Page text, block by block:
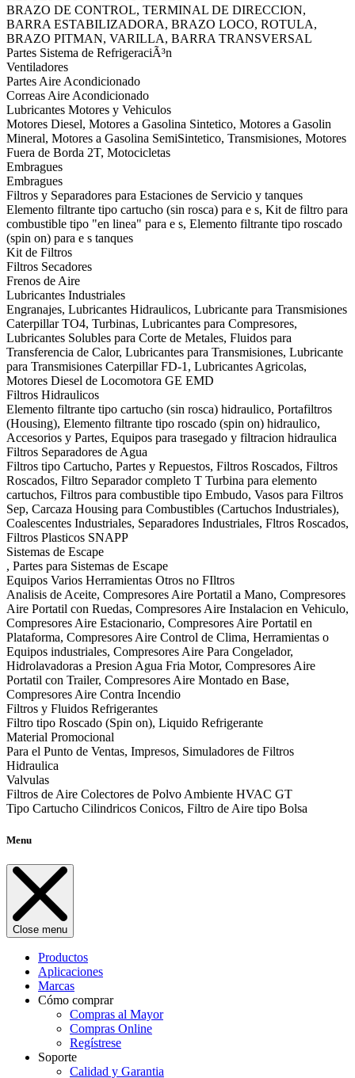
BRAZO DE CONTROL, TERMINAL DE DIRECCION,
BARRA ESTABILIZADORA, BRAZO LOCO, ROTULA,
BRAZO PITMAN, VARILLA, BARRA TRANSVERSAL
Partes Sistema de RefrigeraciÃ³n
Ventiladores
Partes Aire Acondicionado
Correas Aire Acondicionado
Lubricantes Motores y Vehiculos
Motores Diesel, Motores a Gasolina Sintetico, Motores a Gasolin
Mineral, Motores a Gasolina SemiSintetico, Transmisiones, Motores
Fuera de Borda 2T, Motocicletas
Embragues
Embragues
Filtros y Separadores para Estaciones de Servicio y tanques
Elemento filtrante tipo cartucho (sin rosca) para e s, Kit de filtro para
combustible tipo "en linea" para e s, Elemento filtrante tipo roscado
(spin on) para e s tanques
Kit de Filtros
Filtros Secadores
Frenos de Aire
Lubricantes Industriales
Engranajes, Lubricantes Hidraulicos, Lubricante para Transmisiones
Caterpillar TO4, Turbinas, Lubricantes para Compresores,
Lubricantes Solubles para Corte de Metales, Fluidos para
Transferencia de Calor, Lubricantes para Transmisiones, Lubricante
para Transmisiones Caterpillar FD-1, Lubricantes Agricolas,
Motores Diesel de Locomotora GE EMD
Filtros Hidraulicos
Elemento filtrante tipo cartucho (sin rosca) hidraulico, Portafiltros
(Housing), Elemento filtrante tipo roscado (spin on) hidraulico,
Accesorios y Partes, Equipos para trasegado y filtracion hidraulica
Filtros Separadores de Agua
Filtros tipo Cartucho, Partes y Repuestos, Filtros Roscados, Filtros
Roscados, Filtro Separador completo T Turbina para elemento
cartuchos, Filtros para combustible tipo Embudo, Vasos para Filtros
Sep, Carcaza Housing para Combustibles (Cartuchos Industriales),
Coalescentes Industriales, Separadores Industriales, Fltros Roscados,
Filtros Plasticos SNAPP
Sistemas de Escape
, Partes para Sistemas de Escape
Equipos Varios Herramientas Otros no FIltros
Analisis de Aceite, Compresores Aire Portatil a Mano, Compresores
Aire Portatil con Ruedas, Compresores Aire Instalacion en Vehiculo,
Compresores Aire Estacionario, Compresores Aire Portatil en
Plataforma, Compresores Aire Control de Clima, Herramientas o
Equipos industriales, Compresores Aire Para Congelador,
Hidrolavadoras a Presion Agua Fria Motor, Compresores Aire
Portatil con Trailer, Compresores Aire Montado en Base,
Compresores Aire Contra Incendio
Filtros y Fluidos Refrigerantes
Filtro tipo Roscado (Spin on), Liquido Refrigerante
Material Promocional
Para el Punto de Ventas, Impresos, Simuladores de Filtros
Hidraulica
Valvulas
Filtros de Aire Colectores de Polvo Ambiente HVAC GT
Tipo Cartucho Cilindricos Conicos, Filtro de Aire tipo Bolsa
Menu
Close menu
Productos
Aplicaciones
Marcas
Cómo comprar
Compras al Mayor
Compras Online
Regístrese
Soporte
Calidad y Garantia